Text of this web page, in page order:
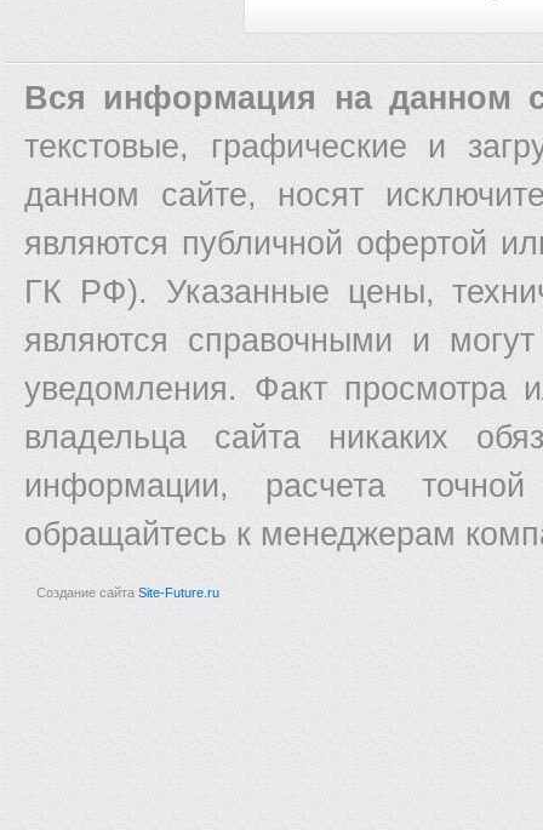
Вся информация на данном
текстовые, графические и
данном сайте, носят
являются публичной офертой
ГК РФ). Указанные цены,
являются справочными и
уведомления. Факт просмотра
владельца сайта никаких
информации, расчета
обращайтесь к менеджерам
Создание сайта Site-Future.ru